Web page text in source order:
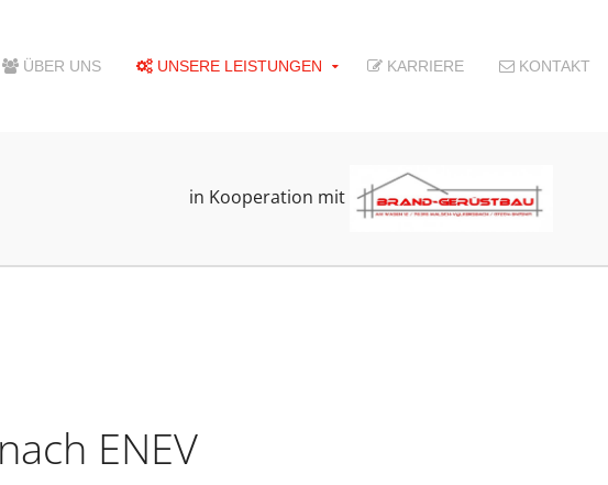
ÜBER UNS UNSERE LEISTUNGEN KARRIERE KONTAKT
in Kooperation mit
ENEV